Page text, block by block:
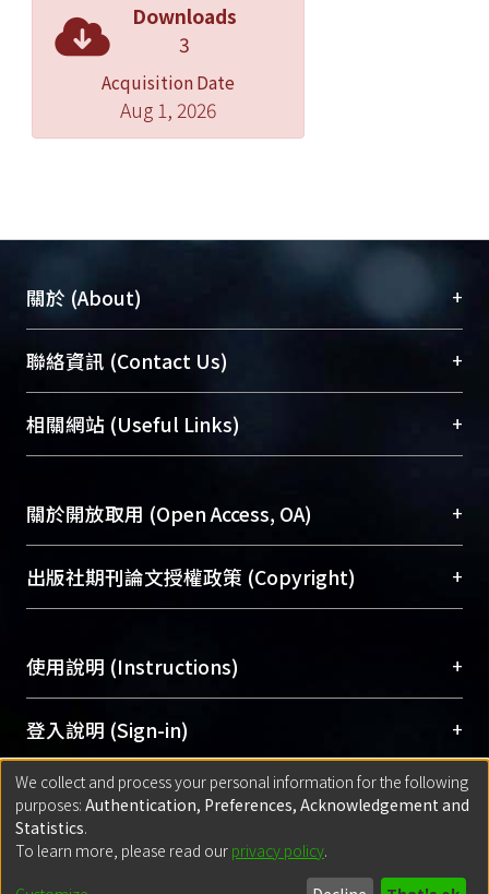
Downloads
3
Acquisition Date
Aug 1, 2026
關於 (About) +
臺大位居世界頂尖大學之列，為永久珍藏及向國際
展現本校豐碩的研究成果及學術能量，圖書館整合
機構典藏（NTUR）與學術庫（AH）不同功能平
台，成為臺大學術典藏NTU scholars。期能整合研
成果。
To permanently archive and promote researcher
profiles and scholarly works, Library integrates the
services of “NTU Repository” with “Academic
聯絡資訊 (Contact Us) +
總館學科館員(Main Library)
醫學圖書館學科館員(Medical Library)
Sciences Library)
相關網站 (Useful Links) +
關於開放取用 (Open Access, OA) +
開放取用是從使用者角度提升資訊取用性的社會運
動，應用在學術研究上是透過將研究著作公開供使
用逐年攀升。同時可加速研究發展、提升研究影響
Archive）平台。 （點選深入了解OA）
出版社期刊論文授權政策 (Copyright) +
含部分內容的版權非匯入者所有，或由第三方贊
助與合作完成，請確認該版權所有者及第三方同
意提供此授權。
Please represent that the submission is your
original work, and that you have the right to
grant the rights to upload.
若欲上傳已出版的全文電子檔，可使用
policy finder
網站查詢，以確認出版單位之版權
使用說明 (Instructions) +
網站簡介(Quickstart Guide)
使用手冊(Instruction Manual)
線上預約服務(Booking Service)
登入說明 (Sign-in) +
方案一：臺灣大學計算機中心帳號登入
(With C&INC Email Account)
方案二：ORCID帳號登入(With ORCID)
匯入著作 (Submission) +
方案一：定期更新ORCID者，以ID匯入
for identifier (ORCID))
We collect and process your personal information for the following
purposes: Authentication, Preferences, Acknowledgement and
Statistics.
To learn more, please read our privacy policy.